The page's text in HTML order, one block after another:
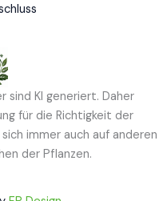
sind KI generiert. Daher
für die Richtigkeit der
immer auch auf anderen
der Pflanzen.